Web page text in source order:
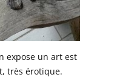
expose un art est
très érotique.